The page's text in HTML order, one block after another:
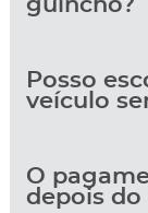
guincho?
Posso
veículo
O
depois